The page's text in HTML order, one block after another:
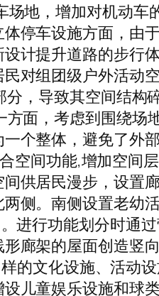
地，增加对机动车
停车设施方面，由
计提升道路的步行
对组团级户外活动
，导致其空间结构
面，考虑到围绕场
个整体，避免了外
空间功能,增加空间
供居民漫步，设置
侧。南侧设置老幼
进行功能划分时通
廊架的屋面创造竖
的文化设施、活动
儿童娱乐设施和球